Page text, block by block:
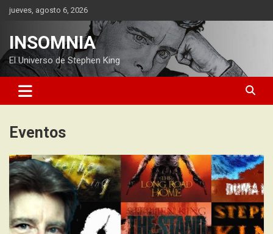
Saltarjueves, agosto 6, 2026
INSOMNIA
El Universo de Stephen King
Eventos